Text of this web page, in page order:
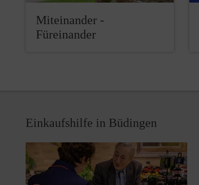
Miteinander -
Füreinander
Einkaufshilfe in Büdingen